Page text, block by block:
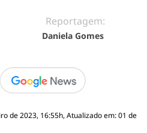
Reportagem:
Daniela Gomes
de 2023, 16:55h, Atualizado em: 01 de